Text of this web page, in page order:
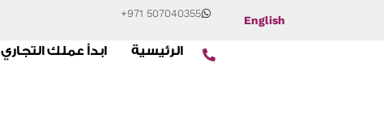
English
+971 507040355
الرئيسية ابدأ عملك التجاري